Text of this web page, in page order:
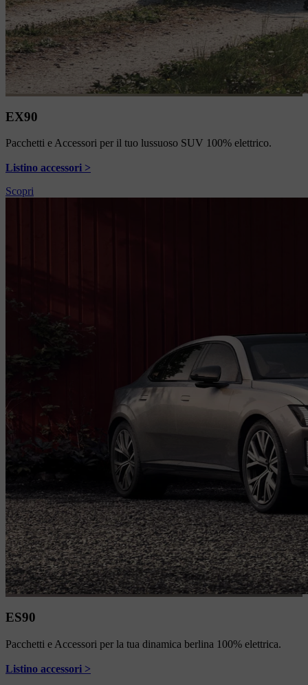
EX90
Pacchetti e Accessori per il tuo lussuoso SUV 100% elettrico.
Listino accessori >
Scopri
ES90
Pacchetti e Accessori per la tua dinamica berlina 100% elettrica.
Listino accessori >